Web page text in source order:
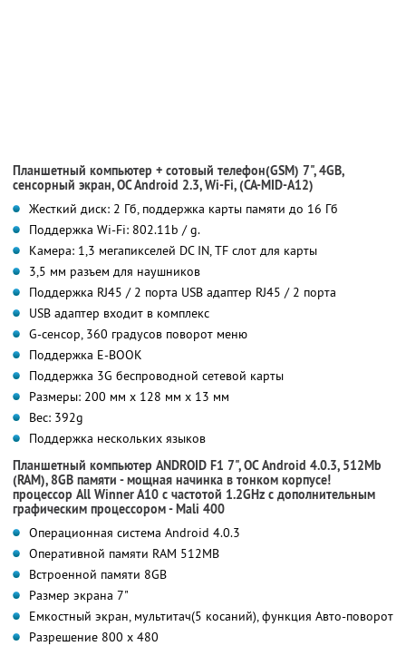
Планшетный компьютер + сотовый телефон(GSM) 7", 4GB,
сенсорный экран, OC Android 2.3, Wi-Fi, (CA-MID-A12)
Жесткий диск: 2 Гб, поддержка карты памяти до 16 Гб
Поддержка Wi-Fi: 802.11b / g.
Камера: 1,3 мегапикселей DC IN, TF слот для карты
3,5 мм разъем для наушников
Поддержка RJ45 / 2 порта USB адаптер RJ45 / 2 порта
USB адаптер входит в комплекс
G-сенсор, 360 градусов поворот меню
Поддержка E-BOOK
Поддержка 3G беспроводной сетевой карты
Размеры: 200 мм х 128 мм х 13 мм
Вес: 392g
Поддержка нескольких языков
Планшетный компьютер ANDROID F1 7", ОС Android 4.0.3, 512Mb
(RAM), 8GB памяти - мощная начинка в тонком корпусе!
процессор All Winner A10 с частотой 1.2GHz с дополнительным
графическим процессором - Mali 400
Операционная система Android 4.0.3
Оперативной памяти RAM 512MB
Встроенной памяти 8GB
Размер экрана 7"
Емкостный экран, мультитач(5 косаний), функция Авто-поворот
Разрешение 800 x 480